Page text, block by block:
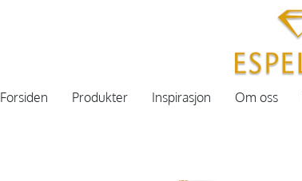
Forsiden Produkter Inspirasjon Om oss